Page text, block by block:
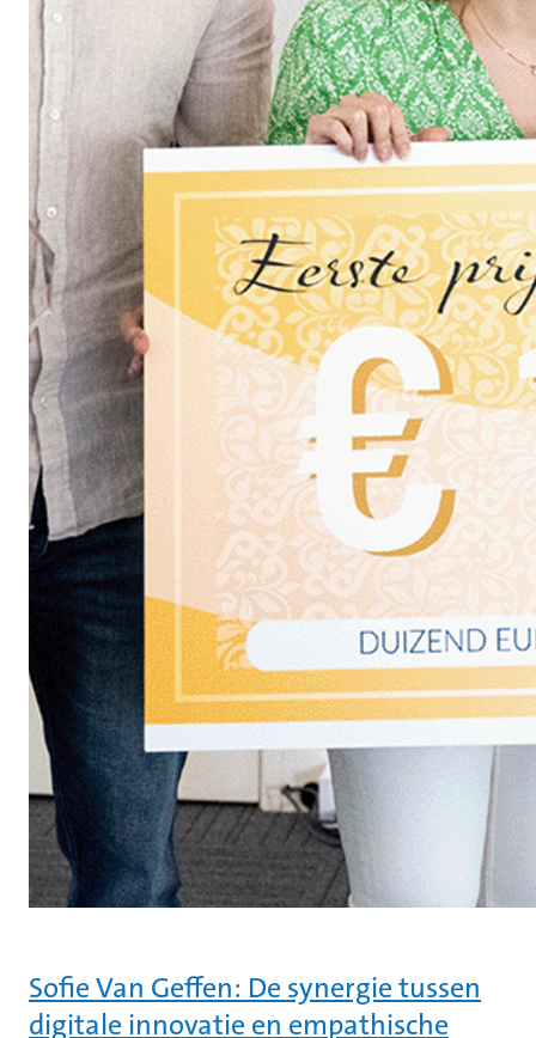
Sofie Van Geffen: De synergie tussen
digitale innovatie en empathische